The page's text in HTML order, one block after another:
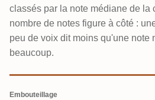
classés par la note médiane de la
nombre de notes figure à côté :
peu de voix dit moins qu'une note
beaucoup.
Embouteillage